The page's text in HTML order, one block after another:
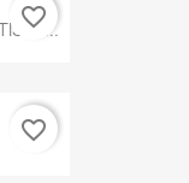
favorite_border
favorite_border